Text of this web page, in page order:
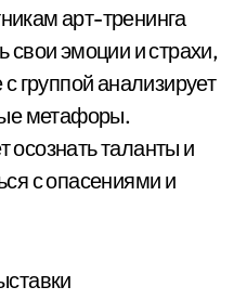
арт-тренинга
свои эмоции и страхи,
группой анализирует
метафоры.
таланты и
с опасениями и